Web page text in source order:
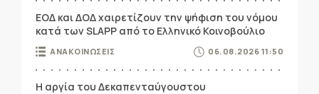
ΕΟΔ και ΔΟΔ χαιρετίζουν την ψήφιση του νόμου
κατά των SLAPP από το Ελληνικό Κοινοβούλιο
ΑΝΑΚΟΙΝΩΣΕΙΣ 06.08.2026 11:50
Η αργία του Δεκαπενταύγουστου